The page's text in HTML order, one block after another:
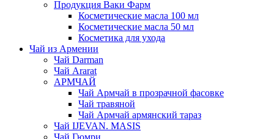
Продукция Ваки Фарм
Косметические масла 100 мл
Косметические масла 50 мл
Косметика для ухода
Чай из Армении
Чай Darman
Чай Ararat
АРМЧАЙ
Чай Армчай в прозрачной фасовке
Чай травяной
Чай Армчай армянский тараз
Чай IJEVAN. MASIS
Чай Гюмри